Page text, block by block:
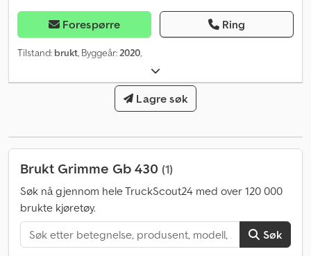
Forespørre Ring
Tilstand: brukt, Byggeår:2020,
Lagre søk
Brukt Grimme Gb 430 (1)
Søk nå gjennom hele TruckScout24 med over 120 000
brukte kjøretøy.
Søk